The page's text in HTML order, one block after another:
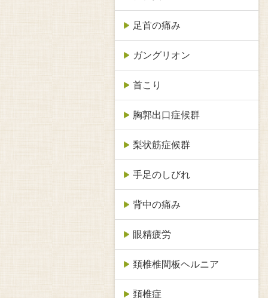
足首の痛み
ガングリオン
首こり
胸郭出口症候群
梨状筋症候群
手足のしびれ
背中の痛み
眼精疲労
頚椎椎間板ヘルニア
頚椎症